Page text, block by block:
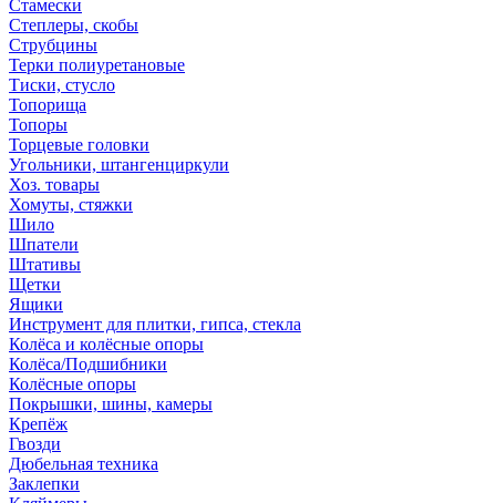
Стамески
Степлеры, скобы
Струбцины
Терки полиуретановые
Тиски, стусло
Топорища
Топоры
Торцевые головки
Угольники, штангенциркули
Хоз. товары
Хомуты, стяжки
Шило
Шпатели
Штативы
Щетки
Ящики
Инструмент для плитки, гипса, стекла
Колёса и колёсные опоры
Колёса/Подшибники
Колёсные опоры
Покрышки, шины, камеры
Крепёж
Гвозди
Дюбельная техника
Заклепки